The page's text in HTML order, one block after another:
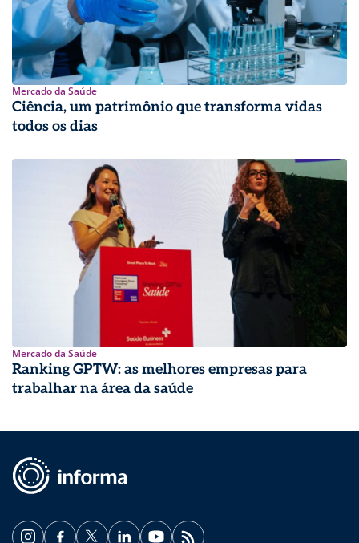
Mercado da Saúde
Ciência, um patrimônio que transforma vidas
todos os dias
Mercado da Saúde
Ranking GPTW: as melhores empresas para
trabalhar na área da saúde